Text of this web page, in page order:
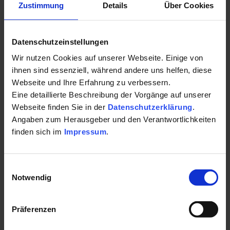
Zustimmung Details Über Cookies
Datenschutzeinstellungen
Wir nutzen Cookies auf unserer Webseite. Einige von
ihnen sind essenziell, während andere uns helfen, diese
Webseite und Ihre Erfahrung zu verbessern.
Eine detaillierte Beschreibung der Vorgänge auf unserer
Webseite finden Sie in der Datenschutzerklärung.
Angaben zum Herausgeber und den Verantwortlichkeiten
finden sich im Impressum.
Notwendig
Präferenzen
Müssen es immer
exotische Superfoods
sein?
zahlreiche Obst-, Gemüse-, Samen- und Getreidesorten, die